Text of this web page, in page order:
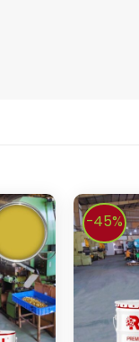
-45%